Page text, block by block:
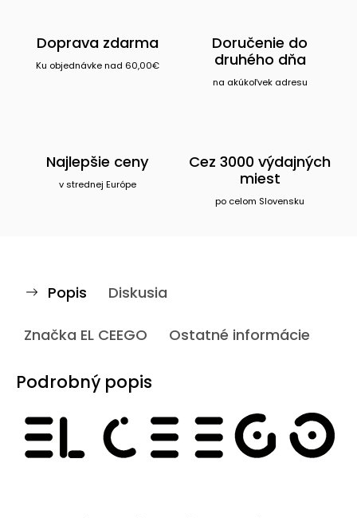
Doprava zdarma
Ku objednávke nad 60,00€
Doručenie do
druhého dňa
na akúkoľvek adresu
Najlepšie ceny
v strednej Európe
Cez 3000 výdajných
miest
po celom Slovensku
Popis Diskusia
Značka EL CEEGO Ostatné informácie
Podrobný popis